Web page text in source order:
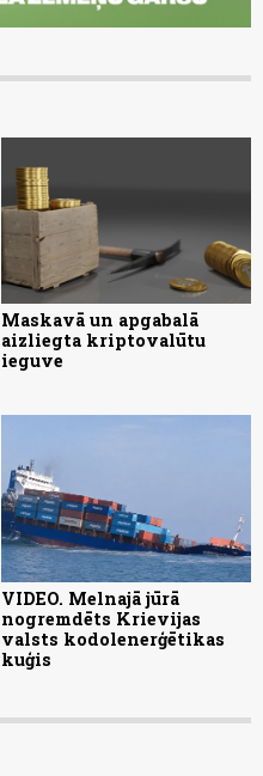
Maskavā un apgabalā
aizliegta kriptovalūtu
ieguve
VIDEO. Melnajā jūrā
nogremdēts Krievijas
valsts kodolenerģētikas
kuģis